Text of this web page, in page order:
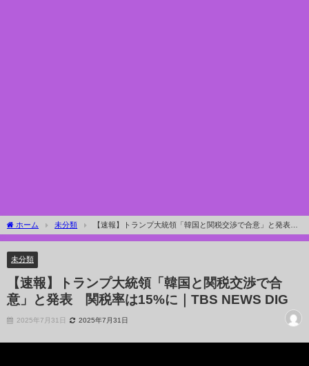
ホーム 未分類
【速報】トランプ大統領「韓国と関税交渉で合意」と発表
関税率は15%に｜TBS NEWS DIG
未分類
【速報】トランプ大統領「韓国と関税交渉で合
意」と発表 関税率は15%に｜TBS NEWS DIG
2025年7月31日 2025年7月31日